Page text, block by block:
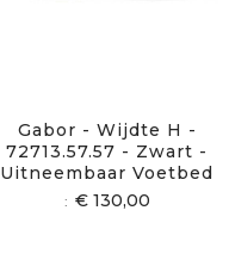
Gabor - Wijdte H -
72713.57.57 - Zwart -
Uitneembaar Voetbed
€ 130,00